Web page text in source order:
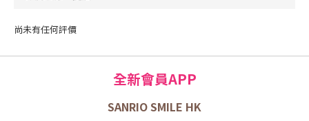
尚未有任何評價
全新會員APP
SANRIO SMILE HK